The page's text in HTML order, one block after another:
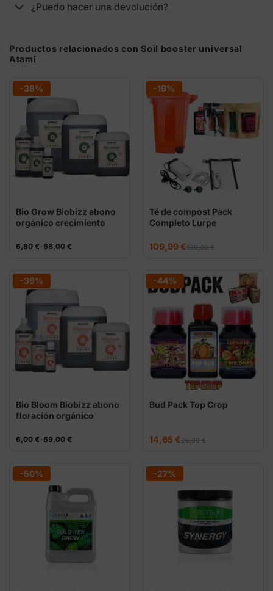
¿Puedo hacer una devolución?
Productos relacionados con Soil booster universal
Atami
-38%
Bio Grow Biobizz abono
orgánico crecimiento
6,80 €-68,00 €
Rango
de
6,80 €
hasta
68,00 €
-19%
Té de compost Pack
Completo Lurpe
135,00€
El
precio
135,00 €.
109,99 €
El
precio
109,99 €.
-39%
Bio Bloom Biobizz abono
floración orgánico
6,00 €-69,00 €
Rango
de
6,00 €
hasta
69,00 €
-44%
Bud Pack Top Crop
26,00€
El
precio
26,00 €.
14,65 €
El
precio
14,65 €.
-50% -27%